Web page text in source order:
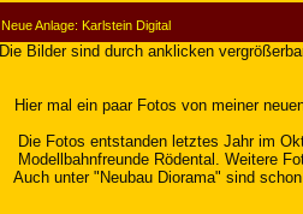
Neue Anlage: Karlstein Digital
Die Bilder sind durch anklicken
Hier mal ein paar Fotos von meiner
Die Fotos entstanden letztes Jahr im
Modellbahnfreunde Rödental. Weitere
Auch unter "Neubau Diorama" sind